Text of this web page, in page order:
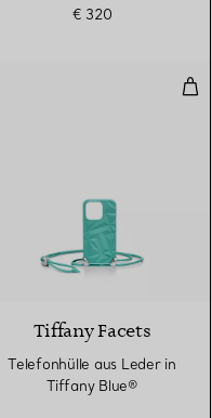
€ 320
Schal aus
3 Farben
Tiffany Facets
Telefonhülle aus Leder in
Tiffany Blue®